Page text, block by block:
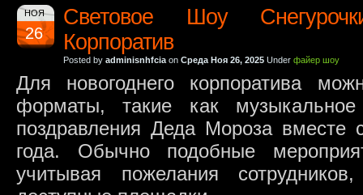
НОЯ
26
Световое Шоу
Корпоратив
Posted by adminisnhfcia on Среда Ноя 26, 2025 Under файер шоу
Для новогоднего корпоратива
форматы, такие как
поздравления Деда Мороза вместе
года. Обычно подобные
учитывая пожелания